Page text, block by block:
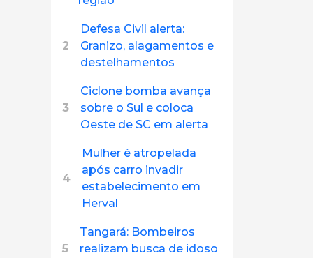
2
Defesa Civil alerta:
Granizo, alagamentos e
destelhamentos
3
Ciclone bomba avança
sobre o Sul e coloca
Oeste de SC em alerta
4
Mulher é atropelada
após carro invadir
estabelecimento em
Herval
5
Tangará: Bombeiros
realizam busca de idoso